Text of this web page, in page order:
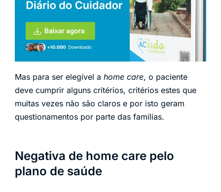
Mas para ser elegível a home care, o paciente
deve cumprir alguns critérios, critérios estes que
muitas vezes não são claros e por isto geram
questionamentos por parte das famílias.
Negativa de home care pelo
plano de saúde